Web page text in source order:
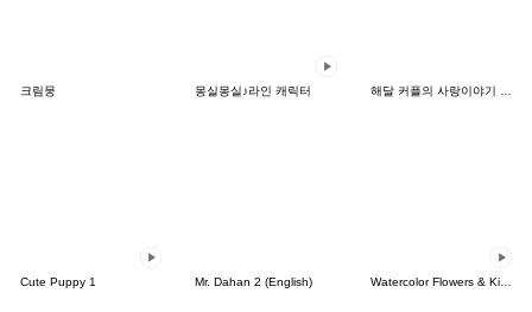
크림뭉 몽실몽실♪라인 캐릭터
Cute Puppy 1 Mr. Dahan 2 (English) Watercolor Flowers & Kind Messages